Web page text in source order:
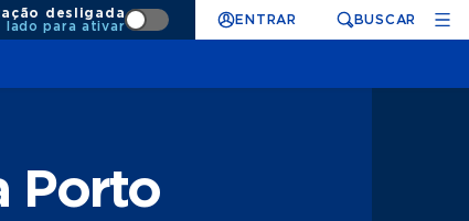
desligada
lado para ativar
ENTRAR BUSCAR
Porto